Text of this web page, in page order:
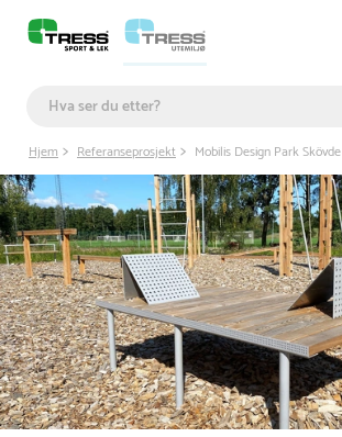
Hjem Referanseprosjekt Mobilis Design Park Skövde